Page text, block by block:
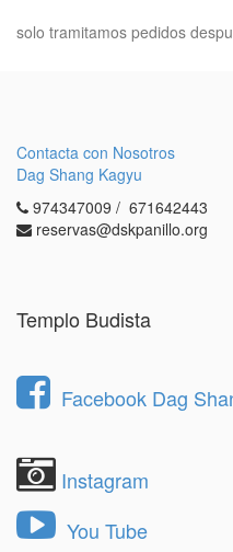
solo tramitamos pedidos
Contacta con Nosotros
Dag Shang Kagyu
974347009 / 671642443
reservas@dskpanillo.org
Templo Budista
Facebook Dag
Instagram
You Tube